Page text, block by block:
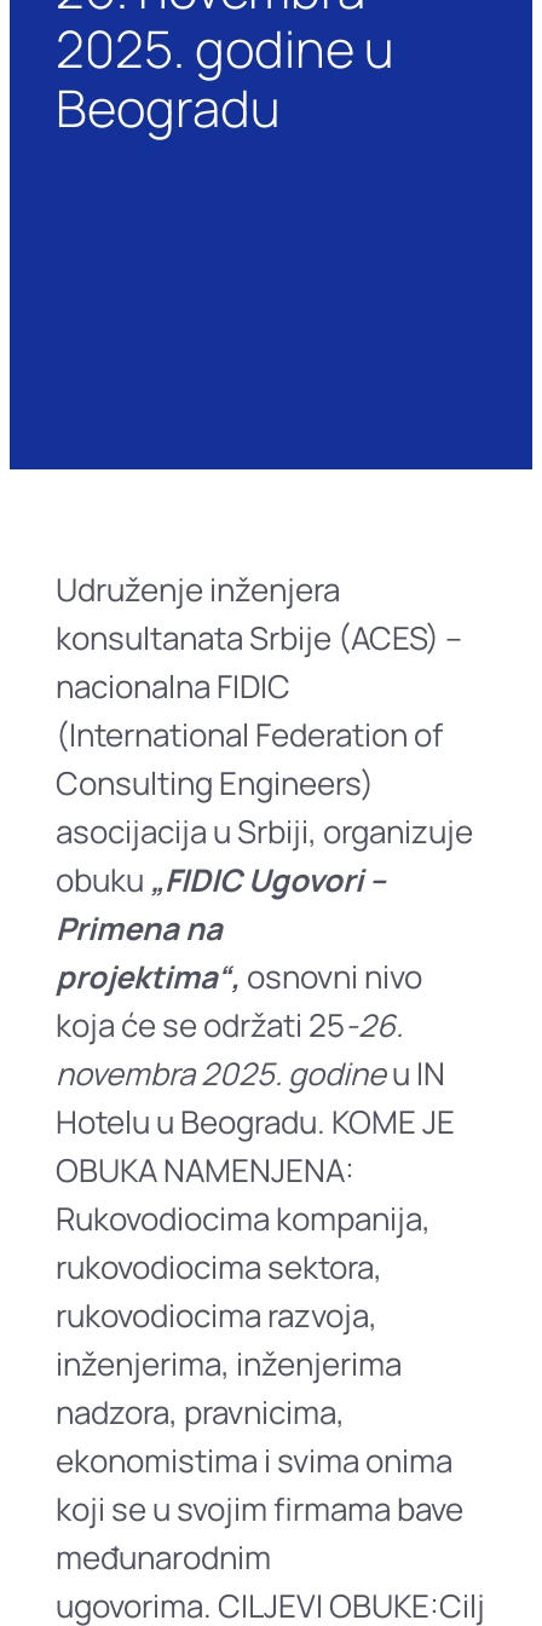
2025. godine u
Beogradu
Udruženje inženjera
konsultanata Srbije (ACES) –
nacionalna FIDIC
(International Federation of
Consulting Engineers)
asocijacija u Srbiji, organizuje
obuku „FIDIC Ugovori –
Primena na
projektima“, osnovni nivo
koja će se održati 25-26.
novembra 2025. godineu IN
Hotelu u Beogradu. KOME JE
OBUKA NAMENJENA:
Rukovodiocima kompanija,
rukovodiocima sektora,
rukovodiocima razvoja,
inženjerima, inženjerima
nadzora, pravnicima,
ekonomistima i svima onima
koji se u svojim firmama bave
međunarodnim
ugovorima. CILJEVI OBUKE:Cilj